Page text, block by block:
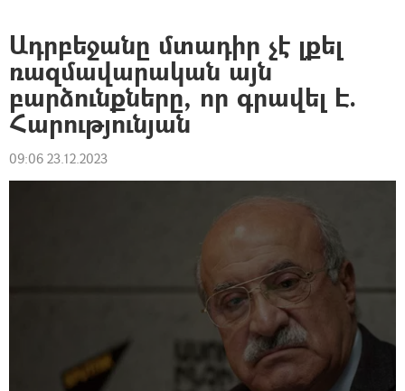
Ադրբեջանը մտադիր չէ լքել
ռազմավարական այն
բարձունքները, որ գրավել Է.
Հարությունյան
09:06 23.12.2023